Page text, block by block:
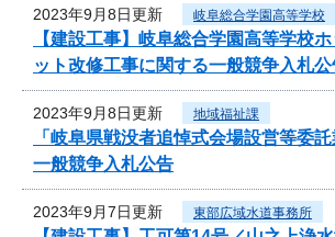
2023年9月8日更新 岐阜総合学園高等学校
【建設工事】岐阜総合学園高等学校
ット改修工事に関する一般競争入札公
2023年9月8日更新 地域福祉課
「岐阜県戦没者追悼式会場設営等委
一般競争入札公告
2023年9月7日更新 東部広域水道事務所